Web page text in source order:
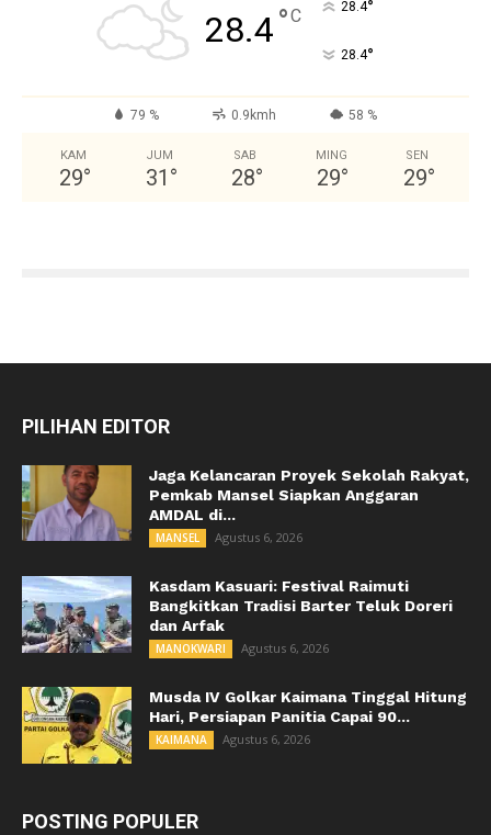
28.4°C 28.4°
28.4°
79 % 0.9kmh 58 %
KAM
29°
JUM
31 °
SAB
28°
MING
29°
SEN
29°
PILIHAN EDITOR
Jaga Kelancaran Proyek Sekolah Rakyat,
Pemkab Mansel Siapkan Anggaran
AMDAL di...
MANSEL Agustus 6, 2026
Kasdam Kasuari: Festival Raimuti
Bangkitkan Tradisi Barter Teluk Doreri
dan Arfak
MANOKWARI Agustus 6, 2026
Musda IV Golkar Kaimana Tinggal Hitung
Hari, Persiapan Panitia Capai 90...
KAIMANA Agustus 6, 2026
POSTING POPULER